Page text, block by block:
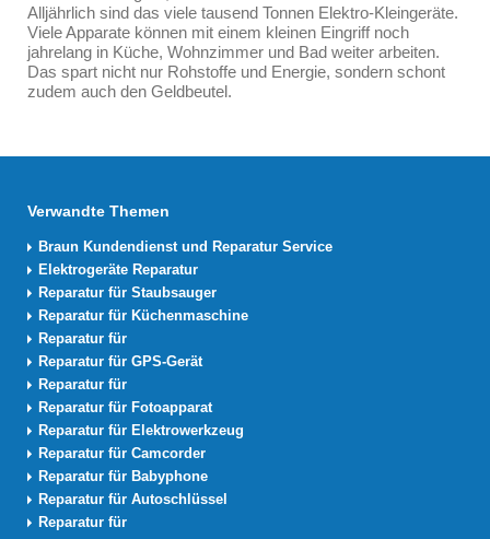
Alljährlich sind das viele tausend Tonnen Elektro-Kleingeräte.
Viele Apparate können mit einem kleinen Eingriff noch
jahrelang in Küche, Wohnzimmer und Bad weiter arbeiten.
Das spart nicht nur Rohstoffe und Energie, sondern schont
zudem auch den Geldbeutel.
Verwandte Themen
Braun Kundendienst und Reparatur Service
Elektrogeräte Reparatur
Reparatur für Staubsauger
Reparatur für Küchenmaschine
Reparatur für
Reparatur für GPS-Gerät
Reparatur für
Reparatur für Fotoapparat
Reparatur für Elektrowerkzeug
Reparatur für Camcorder
Reparatur für Babyphone
Reparatur für Autoschlüssel
Reparatur für